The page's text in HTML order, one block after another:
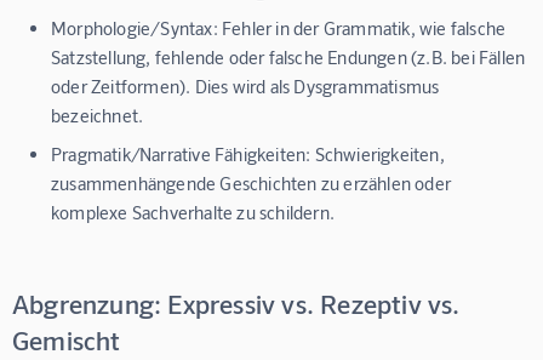
Morphologie/Syntax: Fehler in der Grammatik, wie falsche
Satzstellung, fehlende oder falsche Endungen (z.B. bei Fällen
oder Zeitformen). Dies wird als Dysgrammatismus
bezeichnet.
Pragmatik/Narrative Fähigkeiten: Schwierigkeiten,
zusammenhängende Geschichten zu erzählen oder
komplexe Sachverhalte zu schildern.
Abgrenzung: Expressiv vs. Rezeptiv vs.
Gemischt